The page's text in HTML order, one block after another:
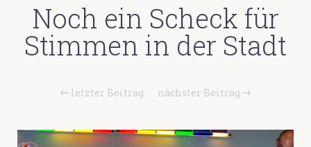
Noch ein Scheck für
Stimmen in der Stadt
letzter Beitrag nächster Beitrag